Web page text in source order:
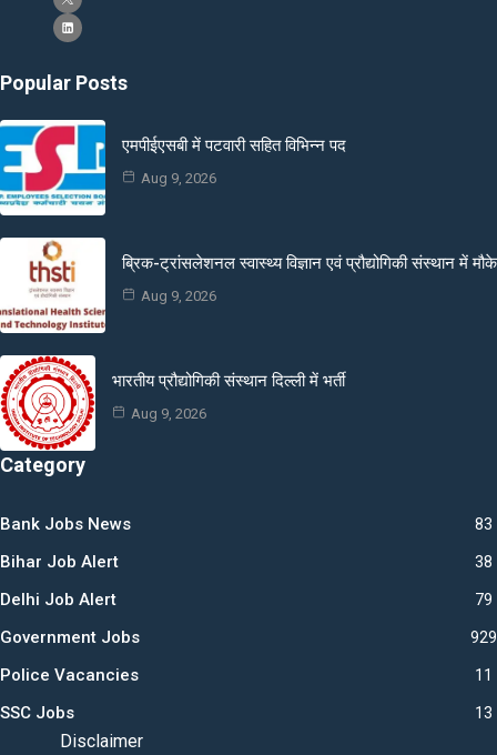
Popular Posts
एमपीईएसबी में पटवारी सहित विभिन्न पद
Aug 9, 2026
ब्रिक-ट्रांसलेशनल स्वास्थ्य विज्ञान एवं प्रौद्योगिकी संस्थान में मौके
Aug 9, 2026
भारतीय प्रौद्योगिकी संस्थान दिल्ली में भर्ती
Aug 9, 2026
Category
Bank Jobs News 83
Bihar Job Alert 38
Delhi Job Alert 79
Government Jobs 929
Police Vacancies 11
SSC Jobs 13
Disclaimer